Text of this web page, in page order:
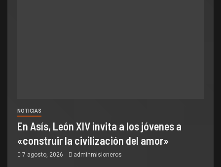
NOTICIAS
En Asís, León XIV invita a los jóvenes a
«construir la civilización del amor»
7 agosto, 2026 adminmisioneros